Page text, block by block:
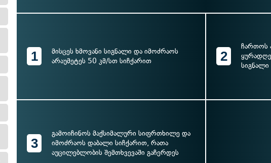
1
მისცეს ხმოვანი სიგნალი და იმოძრაოს
არაუმეტეს 50 კმ/სთ სიჩქარით
2
ჩართოს
სიგნალი
3
გამოიჩინოს მაქსიმალური სიფრთხილე და
იმოძრაოს დაბალი სიჩქარით, რათა
აუცილებლობის შემთხვევაში გაჩერდეს